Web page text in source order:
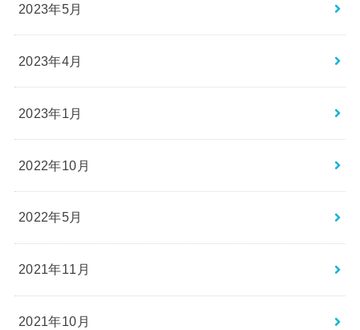
2023年5月
2023年4月
2023年1月
2022年10月
2022年5月
2021年11月
2021年10月